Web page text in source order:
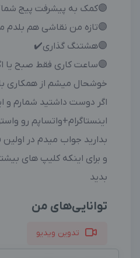
🟣کمک به پیشرفت پیج
🟣تازه من نقاشی هم بلدم
🟣هشتنگ گذاری✔️
🟣ساعت کاری فقط صبح یا
خوشحال میشم از همکاری
اگر دوست داشتید شمارم و
اینستاگرام+واتساپم رو
بدارید جواب میدم در
و برای اینکه کلیپ های
بدید
توانایی‌های من
تدوین ویدیو